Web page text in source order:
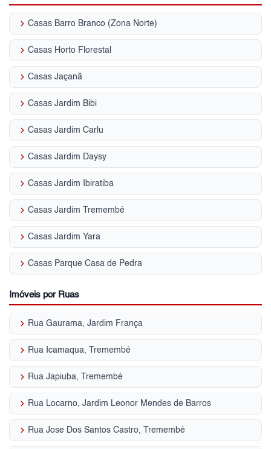
keyboard_arrow_right Casas Barro Branco (Zona Norte)
keyboard_arrow_right Casas Horto Florestal
keyboard_arrow_right Casas Jaçanã
keyboard_arrow_right Casas Jardim Bibi
keyboard_arrow_right Casas Jardim Carlu
keyboard_arrow_right Casas Jardim Daysy
keyboard_arrow_right Casas Jardim Ibiratiba
keyboard_arrow_right Casas Jardim Tremembé
keyboard_arrow_right Casas Jardim Yara
keyboard_arrow_right Casas Parque Casa de Pedra
Imóveis por Ruas
keyboard_arrow_right Rua Gaurama, Jardim França
keyboard_arrow_right Rua Icamaqua, Tremembé
keyboard_arrow_right Rua Japiuba, Tremembé
keyboard_arrow_right Rua Locarno, Jardim Leonor Mendes de Barros
keyboard_arrow_right Rua Jose Dos Santos Castro, Tremembé